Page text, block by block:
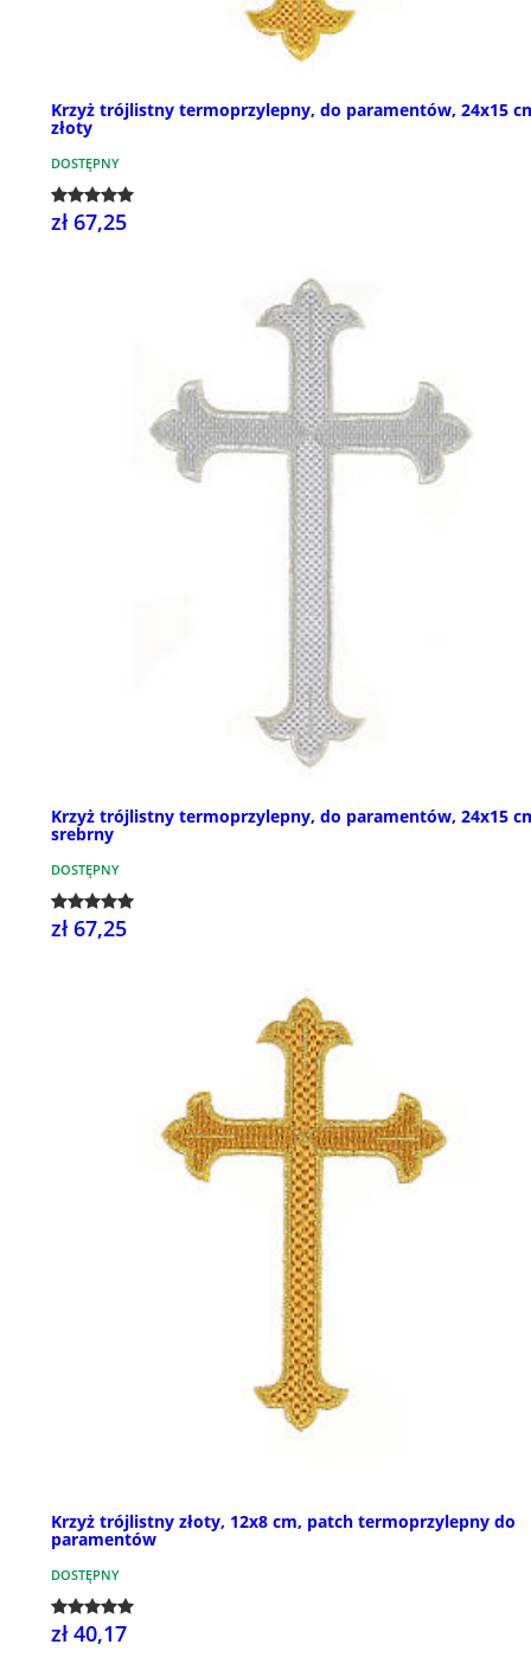
Krzyż trójlistny termoprzylepny, do paramentów, 24x15
złoty
DOSTĘPNY
zł 67,25
Krzyż trójlistny termoprzylepny, do paramentów, 24x15
srebrny
DOSTĘPNY
zł 67,25
Krzyż trójlistny złoty, 12x8 cm, patch termoprzylepny do
paramentów
DOSTĘPNY
zł 40,17